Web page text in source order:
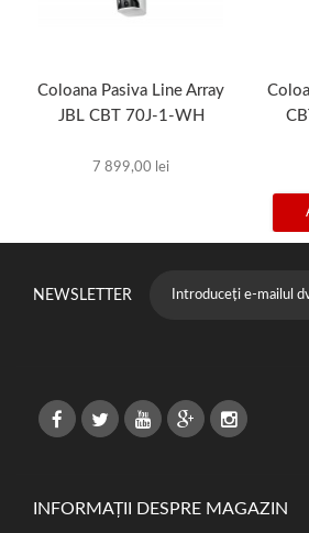
Coloana Pasiva Line Array
JBL CBT 70J-1-WH
7 899,00 lei
NEWSLETTER
INFORMAȚII DESPRE MAGAZIN